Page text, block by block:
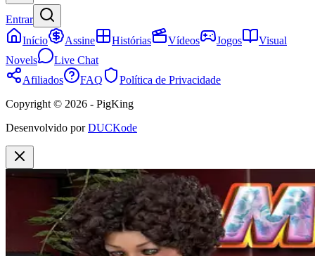
Entrar
Início
Assine Histórias Vídeos Jogos
Visual
Novels
Live Chat
Afiliados
FAQ
Política de Privacidade
Copyright © 2026 - PigKing
Desenvolvido por DUCKode